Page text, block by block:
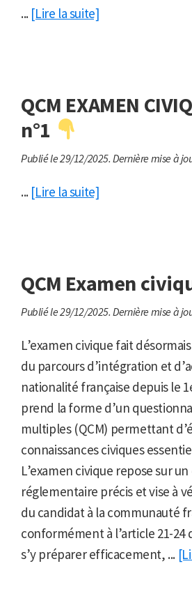
... [Lire la suite]
QCM EXAMEN
n°1
Publié le 29/12/2025. Dernière mise à
... [Lire la suite]
QCM Examen
Publié le 29/12/2025. Dernière mise à
L’examen civique fait
du parcours d’intégration et
nationalité française depuis le
prend la forme d’un
multiples (QCM) permettant
connaissances civiques
L’examen civique repose sur
réglementaire précis et vise à
du candidat à la communauté
conformément à l’article 21-24
s’y préparer efficacement, ...